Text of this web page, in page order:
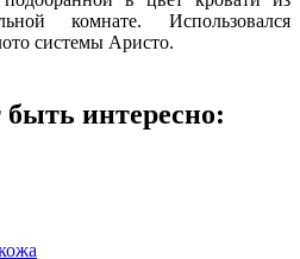
комнате. Использовался
системы Аристо.
интересно: